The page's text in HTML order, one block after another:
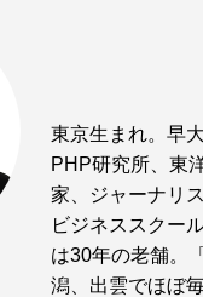
東京生まれ。早
PHP研究所、東
家、ジャーナリ
ビジネススクー
は30年の老舗。
潟、出雲でほぼ